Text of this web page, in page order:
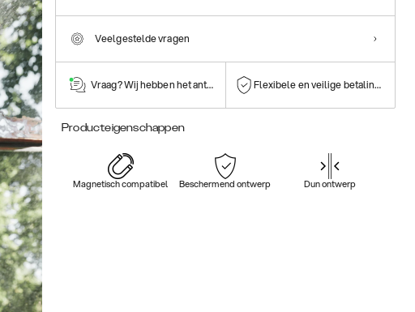
Veelgestelde vragen
Vraag? Wij hebben het antwoord! Flexibele en veilige betalingen
Producteigenschappen
Magnetisch compatibel Beschermend ontwerp Dun ontwerp